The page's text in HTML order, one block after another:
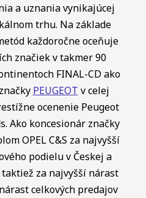
a uznania vynikajúcej
trhu. Na základe
každoročne oceňuje
značiek v takmer 90
FINAL-CD ako
PEUGEOT v celej
ocenenie Peugeot
Ako koncesionár značky
OPEL C&S za najvyšší
podielu v Českej a
za najvyšší nárast
celkových predajov